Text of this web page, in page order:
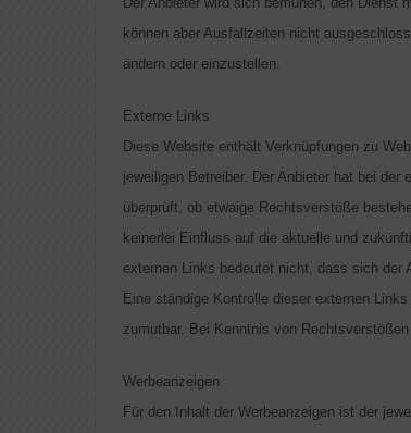
können aber Ausfallzeiten nicht
ändern oder einzustellen.
Externe Links
Diese Website enthält Verknüpfungen zu
jeweiligen Betreiber. Der Anbieter hat bei
überprüft, ob etwaige Rechtsverstöße
keinerlei Einfluss auf die aktuelle und
externen Links bedeutet nicht, dass sich der
Eine ständige Kontrolle dieser externen
zumutbar. Bei Kenntnis von
Werbeanzeigen
Für den Inhalt der Werbeanzeigen ist der